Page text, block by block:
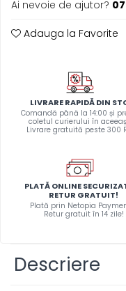
Ai nevoie de ajutor?
Adauga la Favorite
LIVRARE RAPIDĂ DIN
Comandă până la 14:00 și
coletul curierului în
Livrare gratuită peste 300
PLATĂ ONLINE
RETUR GRATUIT!
Plată prin Netopia
Retur gratuit în 14 zile!
Descriere